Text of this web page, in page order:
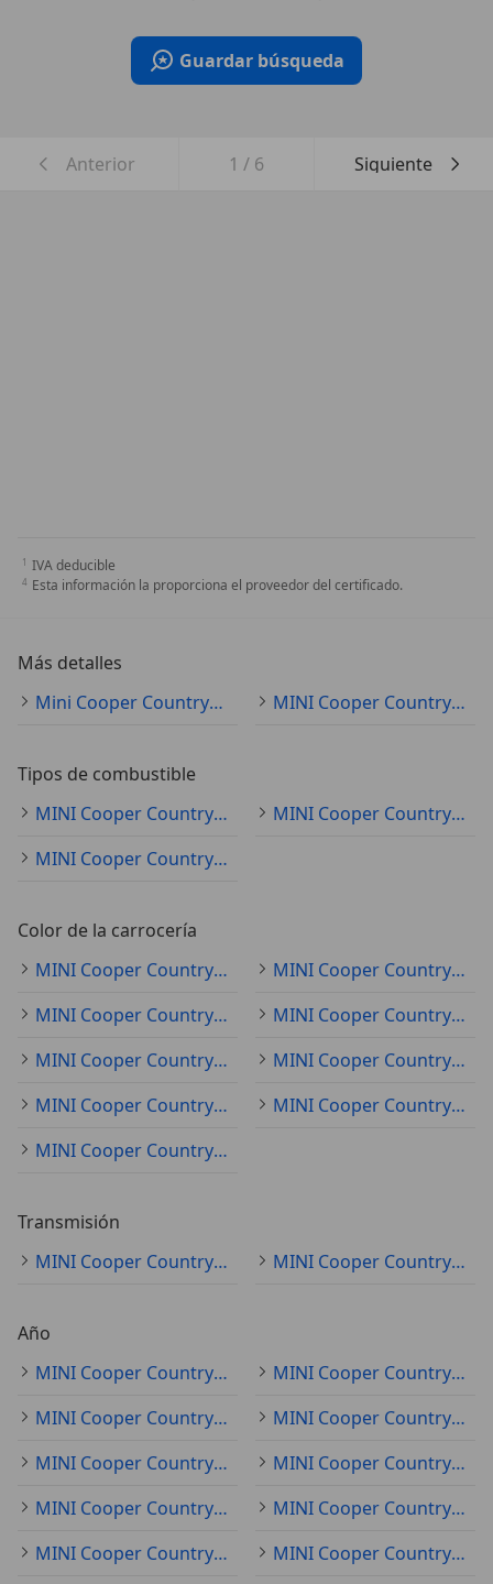
Guardar búsqueda
Anterior 1 / 6 Siguiente
IVA deducible
Esta información la proporciona el proveedor del certificado.
Más detalles
Mini Cooper Countryman
MINI Cooper Countryman Especificaciones técnicas
Tipos de combustible
MINI Cooper Countryman gasolina
MINI Cooper Countryman diésel
MINI Cooper Countryman electro/gasolina
Color de la carrocería
MINI Cooper Countryman negro
MINI Cooper Countryman gris
MINI Cooper Countryman azul
MINI Cooper Countryman verde
MINI Cooper Countryman rojo
MINI Cooper Countryman blanco
MINI Cooper Countryman plateado
MINI Cooper Countryman beige
MINI Cooper Countryman marrón
Transmisión
MINI Cooper Countryman automático
MINI Cooper Countryman manual
Año
MINI Cooper Countryman 2022
MINI Cooper Countryman 2021
MINI Cooper Countryman 2019
MINI Cooper Countryman 2023
MINI Cooper Countryman 2018
MINI Cooper Countryman 2020
MINI Cooper Countryman 2017
MINI Cooper Countryman 2015
MINI Cooper Countryman 2014
MINI Cooper Countryman 2016